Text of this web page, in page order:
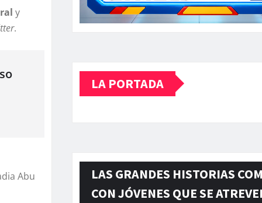
y
.
Abu
LA PORTADA
LAS GRANDES HISTORIAS
CON JÓVENES QUE SE